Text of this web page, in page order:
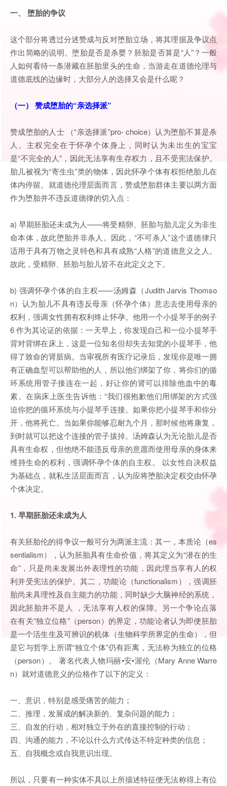
一、 堕胎的争议
这个部分将透过分述赞成与反对堕胎立场，将其理据及争议点
作出简略的说明。堕胎是否是杀婴？胚胎是否算是“人”？一般
人如何看待一条潜藏在胚胎里头的生命，当游走在道德伦理与
道德底线的边缘时，大部分人的选择又会是什么呢？
（一） 赞成堕胎的“亲选择派”
赞成堕胎的人士 （“亲选择派”pro- choice）认为堕胎不算是杀
人。主权完全在于怀孕个体身上，同时认为未出生的宝宝
是“不完全的人”，因此无法享有生存权力，且不受宪法保护。
胎儿被视为“寄生虫”类的物体，因此怀孕个体有权拒绝胎儿在
体内停留。就道德伦理层面而言，赞成堕胎群体主要以两方面
作为堕胎并不违反道德律的切入点：
a) 早期胚胎还未成为人——将受精卵、胚胎与胎儿定义为非生
命本体，故此堕胎并非杀人。因此，“不可杀人”这个道德律只
适用于具有万物之灵特色和具有成熟“人格”的道德意义之人。
故此，受精卵、胚胎与胎儿皆不在此定义之下。
b) 强调怀孕个体的自主权——汤姆森（Judith Jarvis Thomso
n）认为胎儿不具有违反母亲（怀孕个体）意志去使用母亲的
权利，强调女性拥有权利终止怀孕。他用一个小提琴手的例子
6 作为其论证的依据：一天早上，你发现自己和一位小提琴手
背对背绑在床上，这是一位知名但却失去知觉的小提琴手，他
得了致命的肾脏病。当审视所有医疗记录后，发现你是唯一拥
有正确血型可以帮助他的人，所以他们绑架了你，将你们的循
环系统用管子接连在一起，好让你的肾可以排除他血中的毒
素。在病床上医生告诉他：“我们很抱歉他们用绑架的方式强
迫你把的循环系统与小提琴手连接。如果你把小提琴手和你分
开，他将死亡。当如果你能够忍耐九个月，那时候他将康复，
到时就可以把这个连接的管子拔掉。汤姆森认为无论胎儿是否
具有生命权，但他绝不能违反母亲的意愿而使用母亲的身体来
维持生命的权利，强调怀孕个体的自主权。 以女性自决权益
为基础点，就私生活层面而言，认为应将堕胎决定权交由怀孕
个体决定。
1. 早期胚胎还未成为人
有关胚胎伦的得争议一般可分为两派主流：其一，本质论（es
sentialism），认为胚胎具有生命价值，将其定义为“潜在的生
命”，只是尚未发展出外表理性的功能，因此理当享有人的权
利并受宪法的保护。其二，功能论（functionalism），强调胚
胎尚未具理性及自主能力的功能，同时缺少大脑神经的系统，
因此胚胎并不是人 ，无法享有人权的保障。另一个争论点落
在有关“独立位格”（person）的界定，功能论者认为即便胚胎
是一个活生生及可辨识的机体（生物科学所界定的生命），但
是它与哲学上所谓“独立个体”仍有距离，无法称为独立的位格
（person）。 著名代表人物玛丽•安•渥伦（Mary Anne Warre
n）就对道德意义的位格作了以下的定义：
一、意识，特别是感受痛苦的能力；
二、推理，发展成的解决新的、复杂问题的能力；
三、自发的行动，相对独立于外在的直接控制的行动；
四、沟通的能力，不论以什么方式传达不特定种类的信息；
五、自我概念或自我意识出现。
所以，只要有一种实体不具以上所描述特征便无法称得上有位